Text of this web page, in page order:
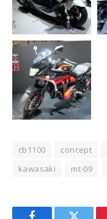
cb1100 concept
kawasaki
mt-09